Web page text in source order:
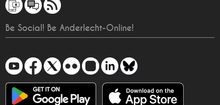
Be Social! Be Anderlecht-Online!